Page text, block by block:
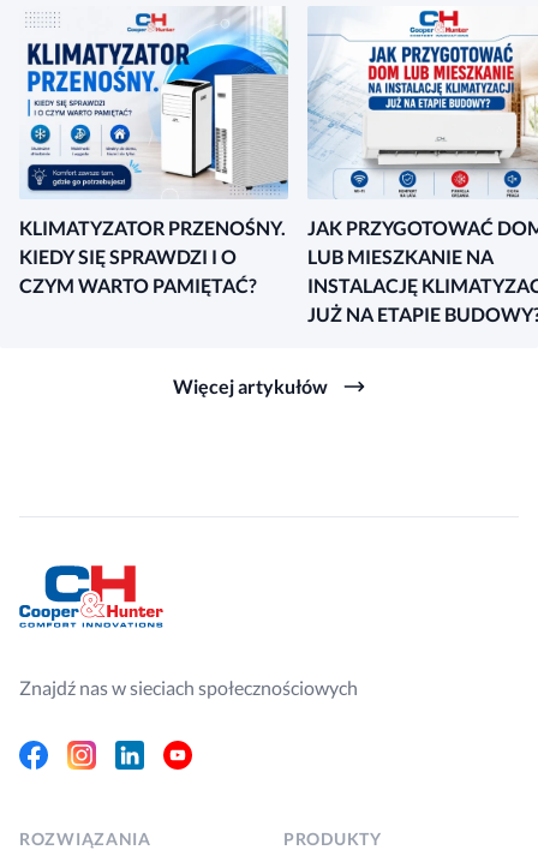
KLIMATYZATOR PRZENOŚNY.
KIEDY SIĘ SPRAWDZI I O
CZYM WARTO PAMIĘTAĆ?
JAK PRZYGOTOWAĆ
LUB MIESZKANIE NA
INSTALACJĘ
JUŻ NA ETAPIE
Więcej artykułów
Znajdź nas w sieciach społecznościowych
FacebookInstagramLinkedinYoutube
ROZWIĄZANIA PRODUKTY